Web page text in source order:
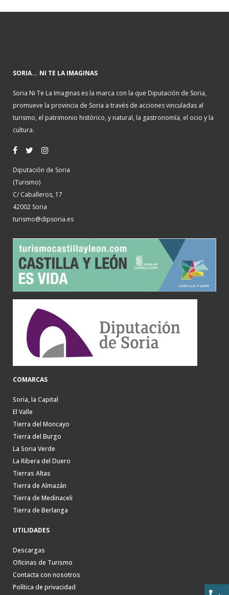
SORIA... NI TE LA IMAGINAS
Soria Ni Te La Imaginas es la marca con la que Diputación de Soria,
promueve la provincia de Soria a través de acciones vinculadas al
turismo, el patrimonio histórico, y natural, la gastronomía, el ocio y la
cultura.
Diputación de Soria
(Turismo)
C/ Caballeros, 17
42002 Soria
turismo@dipsoria.es
COMARCAS
Soria, la Capital
El Valle
Tierra del Moncayo
Tierra del Burgo
La Soria Verde
La Ribera del Duero
Tierras Altas
Tierra de Almazán
Tierra de Medinaceli
Tierra de Berlanga
UTILIDADES
Descargas
Oficinas de Turismo
Contacta con nosotros
Política de privacidad